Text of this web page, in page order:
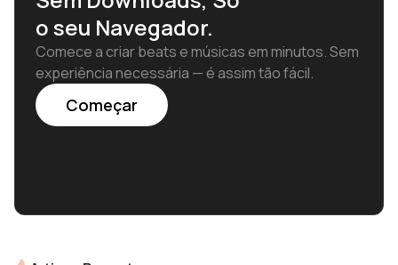
o seu Navegador.
Comece a criar beats e músicas em minutos. Sem
experiência necessária — é assim tão fácil.
Começar